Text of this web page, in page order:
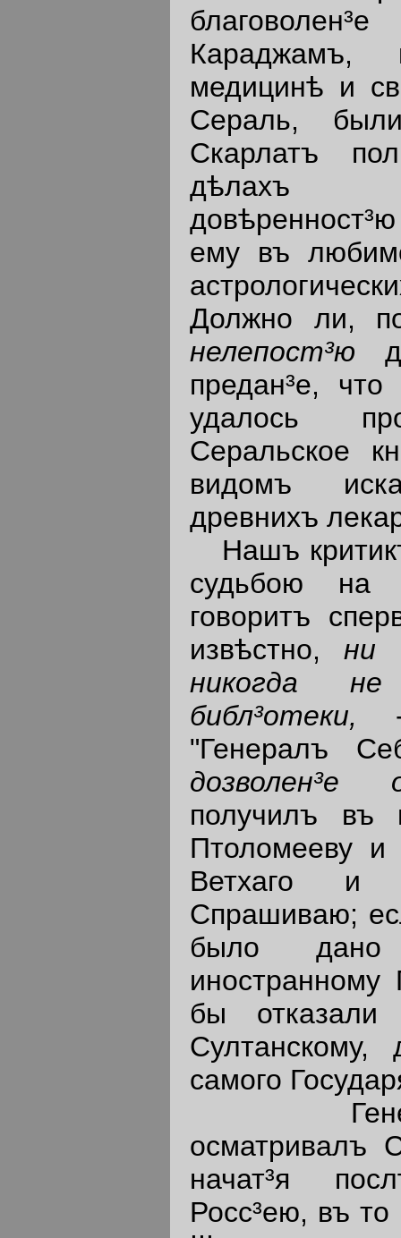
Караджамъ,
медицинѣ и
Сераль,
Скарлатъ
дѣлахъ
ему въ
Должно ли,
нелепост³ю
предан³е,
удалось
Серальское
видомъ
древнихъ
Нашъ
судьбою на
говоритъ
извѣстно,ни
никогда
библ³отеки,
"Генералъ
получилъ въ
Птоломееву и
Ветхаго и
Спрашиваю;
было дано
бы
Султанскому,
самого
осматривалъ
начат³я
Росс³ею, въ то